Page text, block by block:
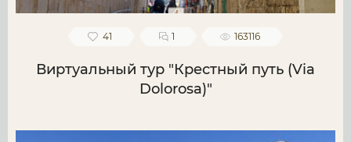
41 1 163116
Виртуальный тур "Крестный путь (Via
Dolorosa)"